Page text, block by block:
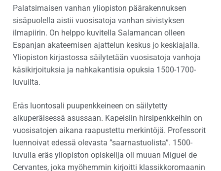
Palatsimaisen vanhan yliopiston päärakennuksen
sisäpuolella aistii vuosisatoja vanhan sivistyksen
ilmapiirin. On helppo kuvitella Salamancan olleen
Espanjan akateemisen ajattelun keskus jo keskiajalla.
Yliopiston kirjastossa säilytetään vuosisatoja vanhoja
käsikirjoituksia ja nahkakantisia opuksia 1500-1700-
luvuilta.
Eräs luontosali puupenkkeineen on säilytetty
alkuperäisessä asussaan. Kapeisiin hirsipenkkeihin on
vuosisatojen aikana raapustettu merkintöjä. Professorit
luennoivat edessä olevasta ”saarnastuolista”. 1500-
luvulla eräs yliopiston opiskelija oli muuan Miguel de
Cervantes, joka myöhemmin kirjoitti klassikkoromaanin